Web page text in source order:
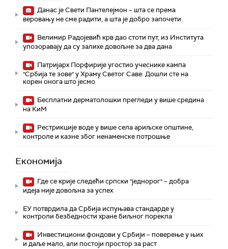
Данас је Свети Пантелејмон – шта се према
веровању не сме радити, а шта је добро започети
Велимир Радојевић крв дао стоти пут, из Института
упозоравају да су залихе довољне за два дана
Патријарх Порфирије угостио учеснике кампа
"Србија те зове" у Храму Светог Саве: Дошли сте на
корен онога што јесмо
Бесплатни дерматолошки прегледи у више средина
на КиМ
Рестрикције воде у више села ариљске општине,
контроле и казне због ненаменске потрошње
Економија
Где се крије следећи српски "једнорог" – добра
идеја није довољна за успех
ЕУ потврдила да Србија испуњава стандарде у
контроли безбедности хране биљног порекла
Инвестициони фондови у Србији – поверење у њих
и даље мало, али постоји простор за раст